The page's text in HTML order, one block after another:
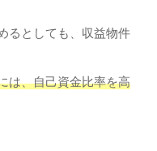
るとしても、収益物件
は、自己資金比率を高